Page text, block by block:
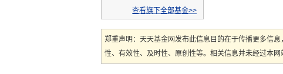
查看旗下全部基金>>
郑重声明：天天基金网发布此信息目的在于传播更多信
性、有效性、及时性、原创性等。相关信息并未经过本